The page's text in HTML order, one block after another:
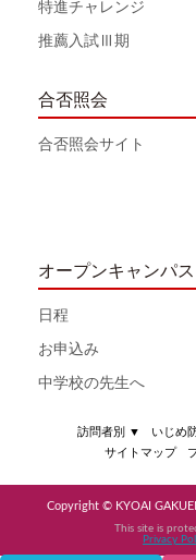
特進チャレンジ
推薦入試Ⅲ期
合否照会
合否照会サイト
オープンキャンパス
日程
お申込み
中学校の先生へ
訪問者別 ▼ いじめ
サイトマップ
Copyright © KYOAI
This site is
Privacy